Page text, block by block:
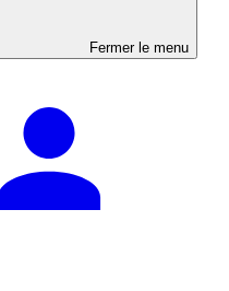
Fermer le menu